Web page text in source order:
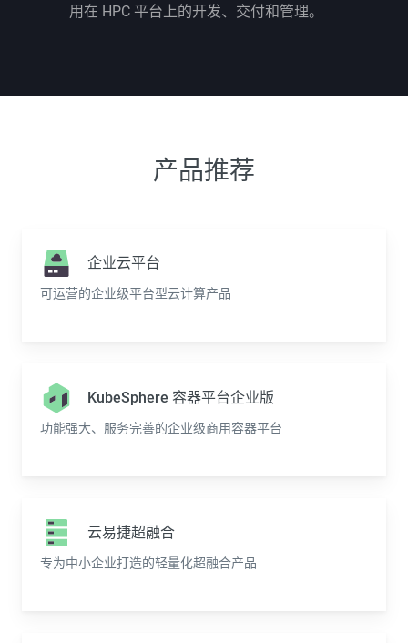
用在 HPC 平台上的开发、交付和管理。
产品推荐
企业云平台
可运营的企业级平台型云计算产品
KubeSphere 容器平台企业版
功能强大、服务完善的企业级商用容器平台
云易捷超融合
专为中小企业打造的轻量化超融合产品